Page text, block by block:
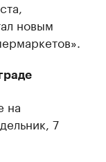
новым
на
7